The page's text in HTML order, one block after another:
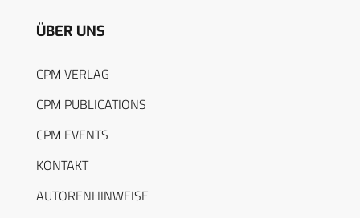
ÜBER UNS
CPM VERLAG
CPM PUBLICATIONS
CPM EVENTS
KONTAKT
AUTORENHINWEISE